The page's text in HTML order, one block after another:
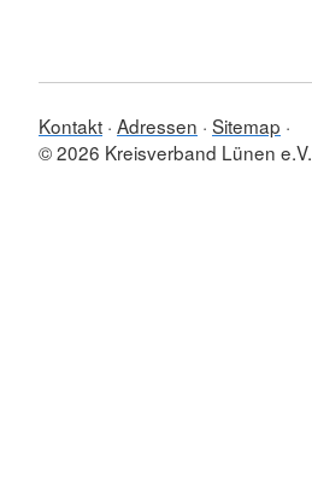
Kontakt Adressen Sitemap
© 2026 Kreisverband Lünen e.V.